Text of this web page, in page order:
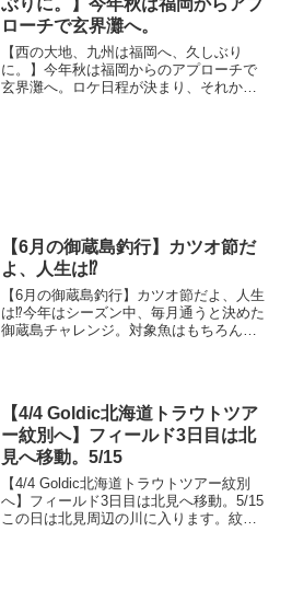
ローチで玄界灘へ。
【西の大地、九州は福岡へ、久しぶり
に。】今年秋は福岡からのアプローチで
玄界灘へ。ロケ日程が決まり、それから
【6月の御蔵島釣行】カツオ節だ
よ、人生は⁉️
【6月の御蔵島釣行】カツオ節だよ、人生
は⁉️今年はシーズン中、毎月通うと決めた
御蔵島チャレンジ。対象魚はもちろんヒ
狙いたく、目標を定...
【4/4 Goldic北海道トラウトツア
ー紋別へ】フィールド3日目は北
見へ移動。5/15
【4/4 Goldic北海道トラウトツアー紋別
へ】フィールド3日目は北見へ移動。5/15
この日は北見周辺の川に入ります。紋別